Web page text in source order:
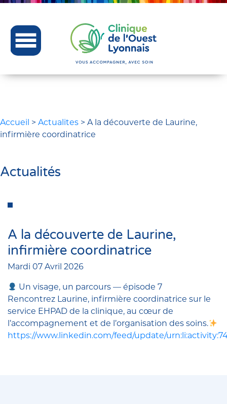
Accueil > Actualites > A la découverte de Laurine,
infirmière coordinatrice
Actualités
A la découverte de Laurine,
infirmière coordinatrice
Mardi 07 Avril 2026
Un visage, un parcours — épisode 7
Rencontrez Laurine, infirmière coordinatrice sur le
service EHPAD de la clinique, au cœur de
l’accompagnement et de l’organisation des soins.
https://www.linkedin.com/feed/update/